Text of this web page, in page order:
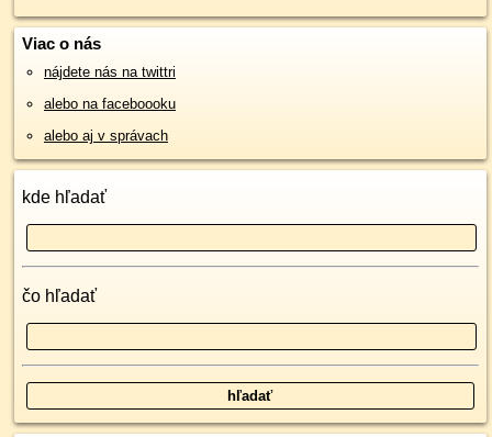
Viac o nás
nájdete nás na twittri
alebo na faceboooku
alebo aj v správach
kde hľadať
čo hľadať